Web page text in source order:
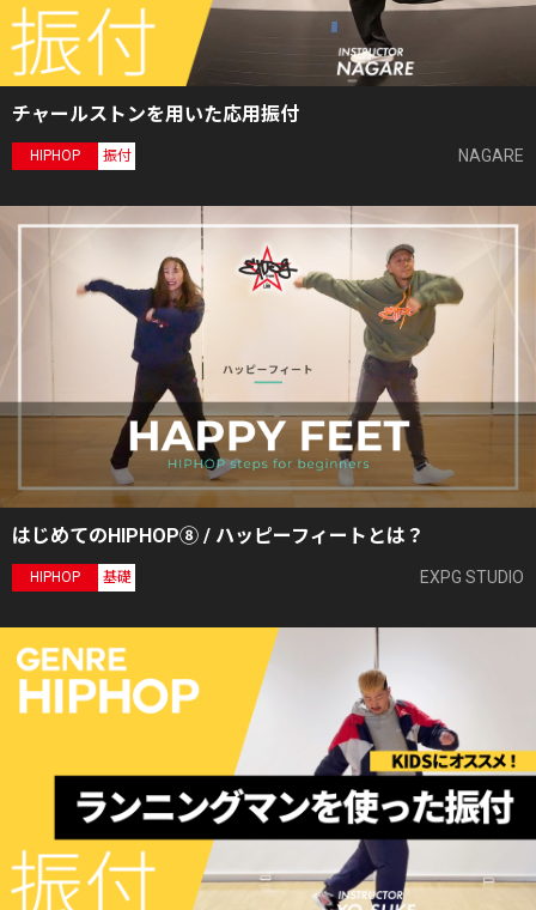
チャールストンを用いた応用振付
HIPHOP 振付 NAGARE
はじめてのHIPHOP⑧ / ハッピーフィートとは？
HIPHOP 基礎 EXPG STUDIO